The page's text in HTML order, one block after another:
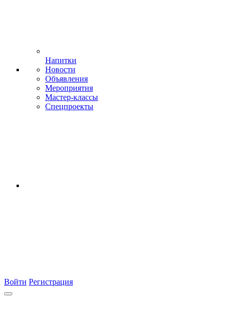
Напитки
Новости
Объявления
Мероприятия
Мастер-классы
Спецпроекты
Войти Регистрация